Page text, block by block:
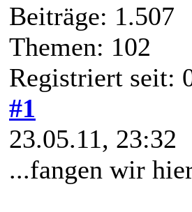
Beiträge: 1.507
Themen: 102
Registriert seit:
#1
23.05.11, 23:32
...fangen wir